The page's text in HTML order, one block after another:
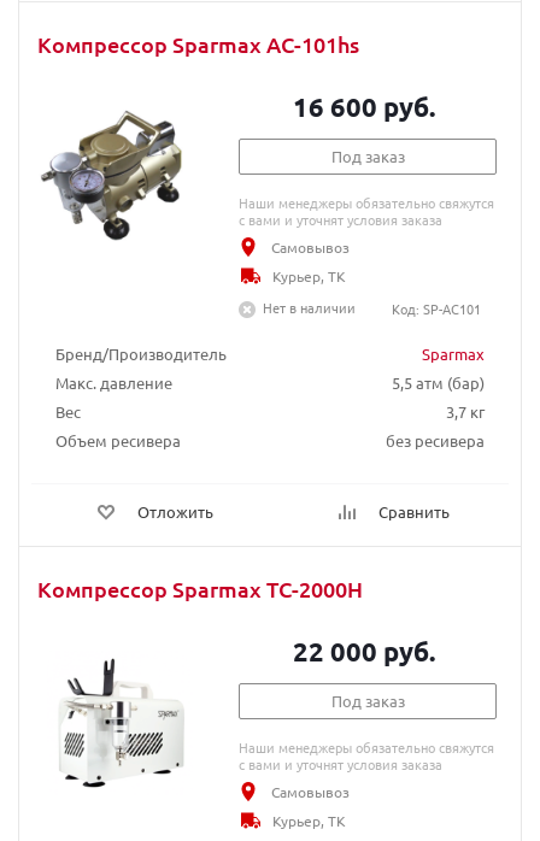
Компрессор Sparmax AC-101hs
Бренд/Производитель
Sparmax
Макс. давление
5,5 атм (бар)
Вес
3,7 кг
Объем ресивера
без ресивера
Отложить Сравнить
16 600 руб.
Под заказ
Наши менеджеры обязательно свяжутся
с вами и уточнят условия заказа
Самовывоз
Курьер, ТК
Нет в наличии
Код: SP-AC101
Компрессор Sparmax TC-2000H
22 000 руб.
Под заказ
Наши менеджеры обязательно свяжутся
с вами и уточнят условия заказа
Самовывоз
Курьер, ТК